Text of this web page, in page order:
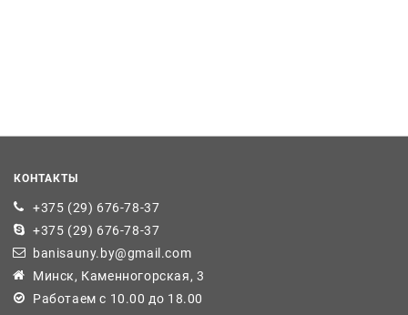
КОНТАКТЫ
+375 (29) 676-78-37
+375 (29) 676-78-37
banisauny.by@gmail.com
Минск, Каменногорская, 3
Работаем с 10.00 до 18.00